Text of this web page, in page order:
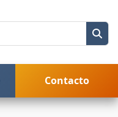
Contacto